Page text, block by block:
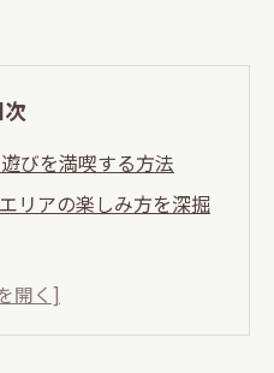
次
びを満喫する方法
リアの楽しみ方を深掘
泉駅周辺で抑えるべき